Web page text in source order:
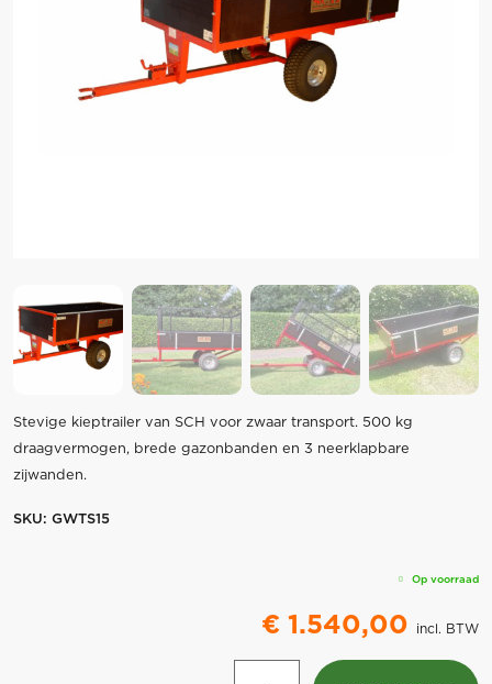
€ 1.540,00 incl. BTW
Stevige kieptrailer van SCH voor zwaar transport. 500 kg
draagvermogen, brede gazonbanden en 3 neerklapbare
zijwanden.
Op voorraad
Transportkar
SKU: GWTS15